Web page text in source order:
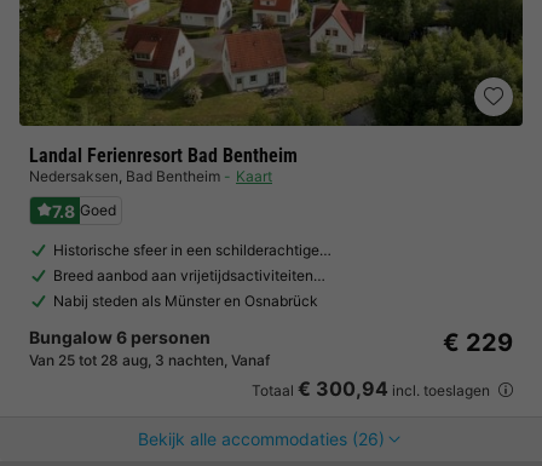
Landal Ferienresort Bad Bentheim
Nedersaksen, Bad Bentheim Kaart
7.8 Goed
Historische sfeer in een schilderachtige…
Breed aanbod aan vrijetijdsactiviteiten…
Nabij steden als Münster en Osnabrück
Bungalow 6 personen
Van 25 tot 28 aug, 3 nachten, Vanaf
€ 229
Totaal € 300,94 incl. toeslagen
Bekijk alle accommodaties (26)